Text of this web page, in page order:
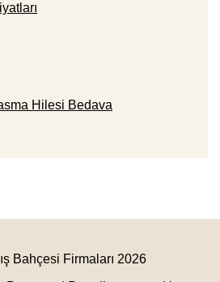
Hilesi Bedava
Bahçesi Firmaları 2026